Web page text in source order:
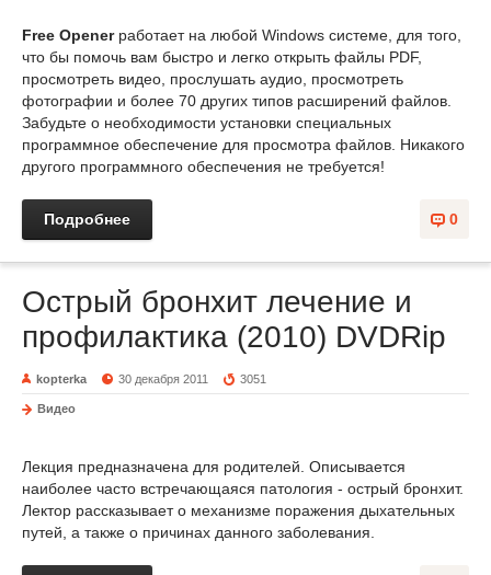
Free Openerработает на любой Windows системе, для того,
что бы помочь вам быстро и легко открыть файлы PDF,
просмотреть видео, прослушать аудио, просмотреть
фотографии и более 70 других типов расширений файлов.
Забудьте о необходимости установки специальных
программное обеспечение для просмотра файлов. Никакого
другого программного обеспечения не требуется!
0
Подробнее
Острый бронхит лечение и
профилактика (2010) DVDRip
kopterka 30 декабря 2011 3051
Видео
Лекция предназначена для родителей. Описывается
наиболее часто встречающаяся патология - острый бронхит.
Лектор рассказывает о механизме поражения дыхательных
путей, а также о причинах данного заболевания.